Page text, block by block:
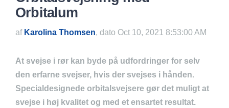
Orbitalum
af Karolina Thomsen, dato Oct 10, 2021 8:53:00 AM
At svejse i rør kan byde på udfordringer for selv
den erfarne svejser, hvis der svejses i hånden.
Specialdesignede orbitalsvejsere gør det muligt at
svejse i høj kvalitet og med et ensartet resultat.